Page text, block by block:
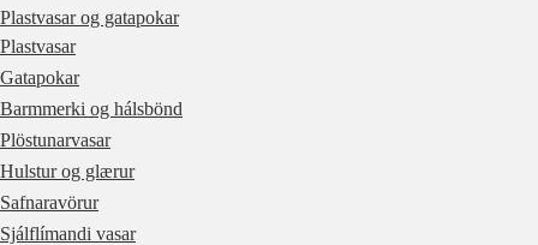
Plastvasar og gatapokar
Plastvasar
Gatapokar
Barmmerki og hálsbönd
Plöstunarvasar
Hulstur og glærur
Safnaravörur
Sjálflímandi vasar